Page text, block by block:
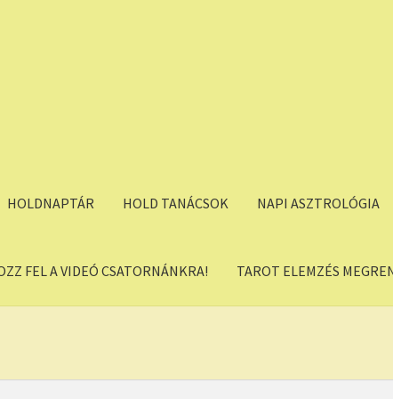
HOLDNAPTÁR HOLD TANÁCSOK NAPI ASZTROLÓGIA
FEL A VIDEÓ CSATORNÁNKRA! TAROT ELEMZÉS